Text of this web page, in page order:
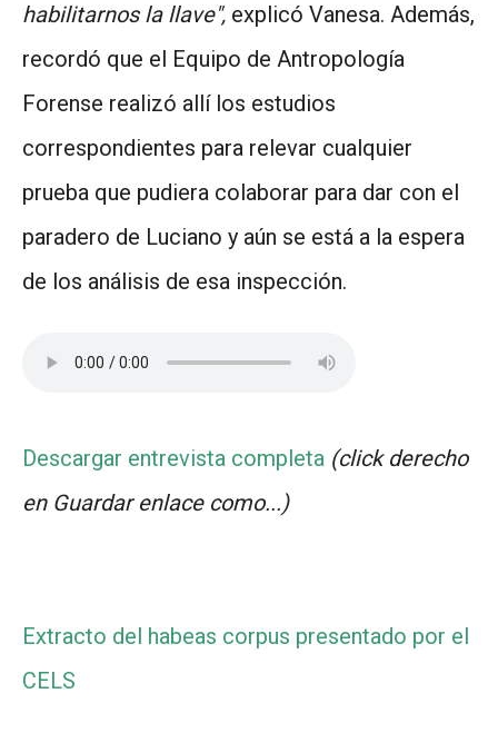
habilitarnos la llave", explicó Vanesa. Además,
recordó que el Equipo de Antropología
Forense realizó allí los estudios
correspondientes para relevar cualquier
prueba que pudiera colaborar para dar con el
paradero de Luciano y aún se está a la espera
de los análisis de esa inspección.
Descargar entrevista completa (click derecho
en Guardar enlace como...)
Extracto del habeas corpus presentado por el
CELS